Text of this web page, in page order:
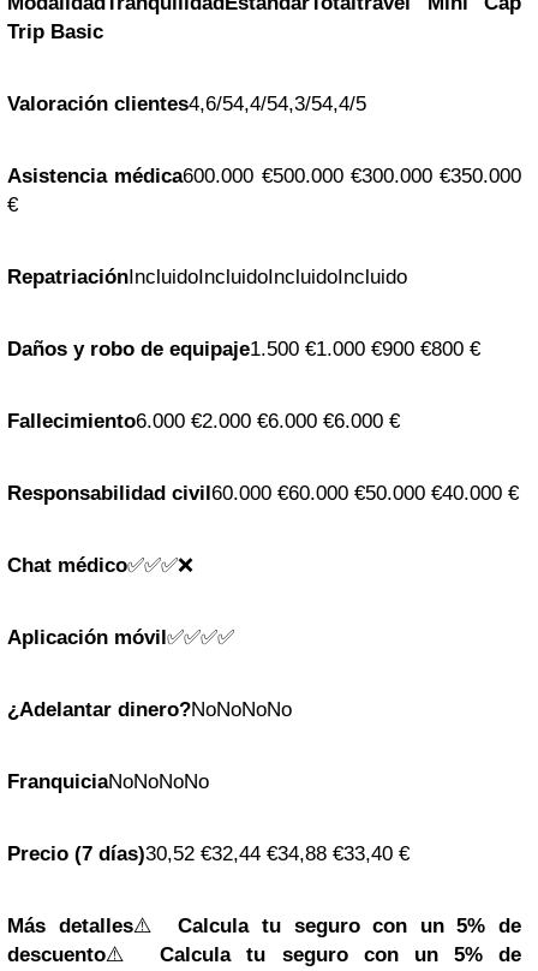
Trip Basic
Valoración clientes4,6/54,4/54,3/54,4/5
Asistencia médica600.000 €500.000 €300.000 €350.000
€
RepatriaciónIncluidoIncluidoIncluidoIncluido
Daños y robo de equipaje1.500 €1.000 €900 €800 €
Fallecimiento6.000 €2.000 €6.000 €6.000 €
Responsabilidad civil60.000 €60.000 €50.000 €40.000 €
Chat médico✅✅✅❌
Aplicación móvil✅✅✅✅
¿Adelantar dinero?NoNoNoNo
FranquiciaNoNoNoNo
Precio (7 días)30,52 €32,44 €34,88 €33,40 €
Más detalles⚠️Calcula tu seguro con un 5% de
descuento⚠️
Calcula tu seguro con un 5% de